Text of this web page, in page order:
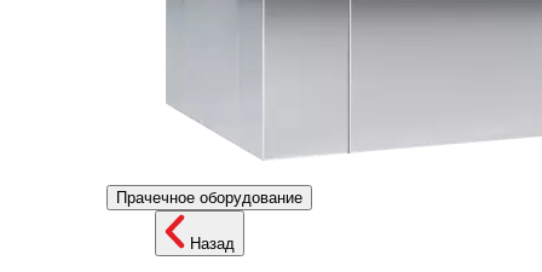
Прачечное оборудование
Назад